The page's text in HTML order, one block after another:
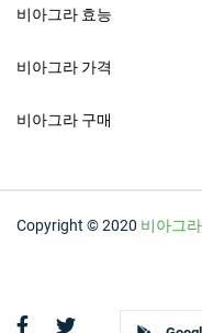
비아그라 효능
비아그라 가격
비아그라 구매
Copyright © 2020 비아그라